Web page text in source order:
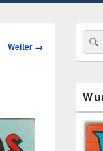
Weiter →
for: